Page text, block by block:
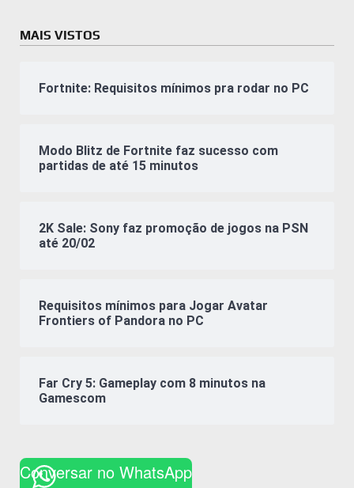
MAIS VISTOS
Fortnite: Requisitos mínimos pra rodar no PC
Modo Blitz de Fortnite faz sucesso com
partidas de até 15 minutos
2K Sale: Sony faz promoção de jogos na PSN
até 20/02
Requisitos mínimos para Jogar Avatar
Frontiers of Pandora no PC
Far Cry 5: Gameplay com 8 minutos na
Gamescom
Conversar no WhatsApp